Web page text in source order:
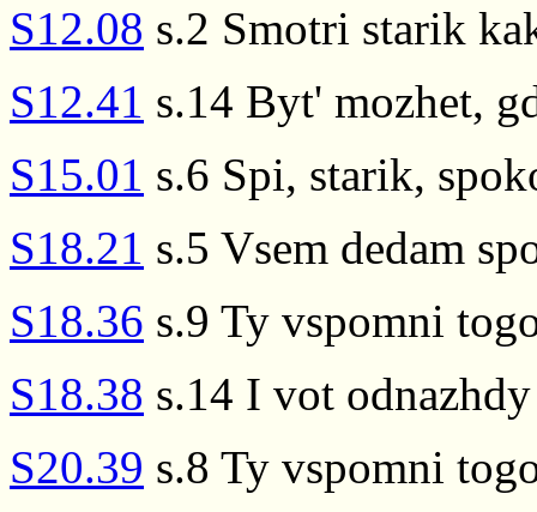
S12.08 s.2 Smotri starik
S12.41 s.14 Byt' mozhet,
S15.01 s.6 Spi, starik,
S18.21 s.5 Vsem dedam
S18.36 s.9 Ty vspomni
S18.38 s.14 I vot
S20.39 s.8 Ty vspomni